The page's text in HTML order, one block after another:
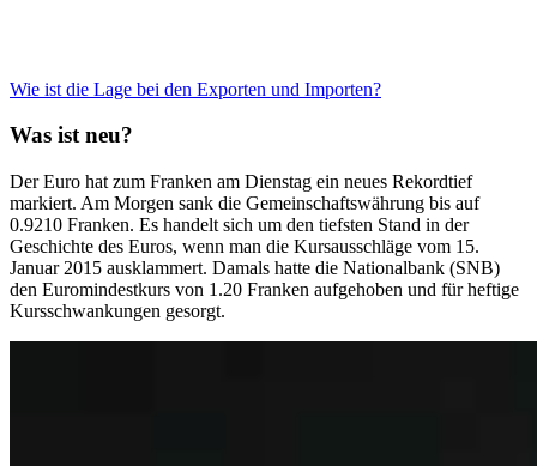
Wie ist die Lage bei den Exporten und Importen?
Was ist neu?
Der Euro hat zum Franken am Dienstag ein neues Rekordtief
markiert. Am Morgen sank die Gemeinschaftswährung bis auf
0.9210 Franken. Es handelt sich um den tiefsten Stand in der
Geschichte des Euros, wenn man die Kursausschläge vom 15.
Januar 2015 ausklammert. Damals hatte die Nationalbank (SNB)
den Euromindestkurs von 1.20 Franken aufgehoben und für heftige
Kursschwankungen gesorgt.